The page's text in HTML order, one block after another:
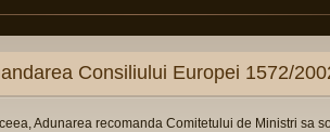
1572/2002 (extras)
de Ministri sa solicite guvernelor statelor